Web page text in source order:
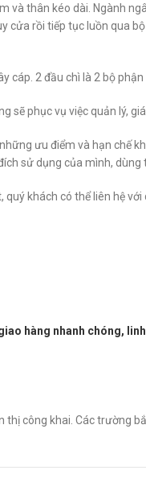
và thân kéo dài. Ngành
cửa rồi tiếp tục luồn qua
cáp. 2 đầu chì là 2 bộ
sẽ phục vụ việc quản lý,
ưu điểm và hạn chế
sử dụng của mình,
khách có thể liên hệ
hàng nhanh chóng,
thị công khai. Các trường